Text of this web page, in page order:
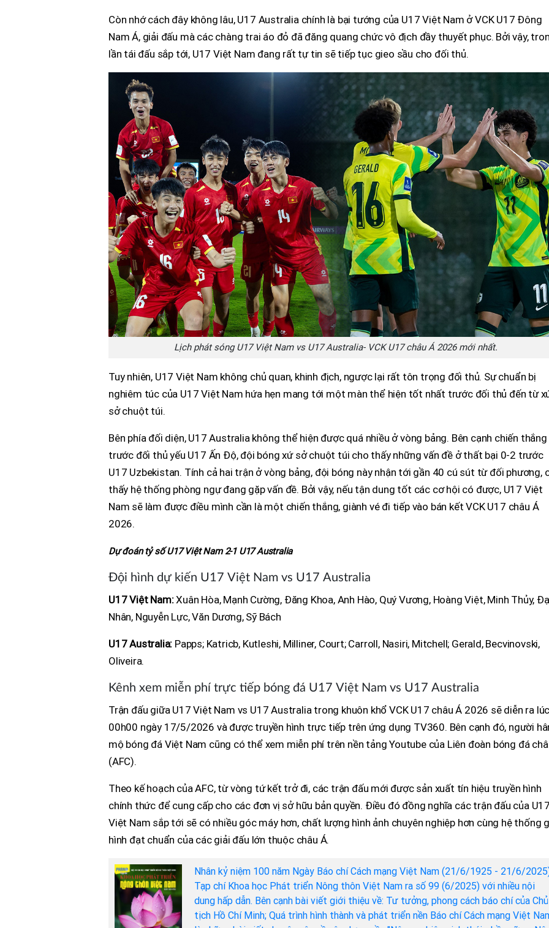
Còn nhớ cách đây không lâu, U17 Australia chính là bại tướng của U17 Việt Nam ở VCK U17 Đông
Nam Á, giải đấu mà các chàng trai áo đỏ đã đăng quang chức vô địch đầy thuyết phục. Bởi vậy,
lần tái đấu sắp tới, U17 Việt Nam đang rất tự tin sẽ tiếp tục gieo sầu cho đối thủ.
Lịch phát sóng U17 Việt Nam vs U17 Australia- VCK U17 châu Á 2026 mới nhất.
Tuy nhiên, U17 Việt Nam không chủ quan, khinh địch, ngược lại rất tôn trọng đối thủ. Sự chuẩn bị
nghiêm túc của U17 Việt Nam hứa hẹn mang tới một màn thể hiện tốt nhất trước đối thủ đến từ
sở chuột túi.
Bên phía đối diện, U17 Australia không thể hiện được quá nhiều ở vòng bảng. Bên cạnh chiến thắng
trước đối thủ yếu U17 Ấn Độ, đội bóng xứ sở chuột túi cho thấy những vấn đề ở thất bại 0-2 trước
U17 Uzbekistan. Tính cả hai trận ở vòng bảng, đội bóng này nhận tới gần 40 cú sút từ đối phương,
thấy hệ thống phòng ngự đang gặp vấn đề. Bởi vậy, nếu tận dung tốt các cơ hội có được, U17 Việt
Nam sẽ làm được điều mình cần là một chiến thắng, giành vé đi tiếp vào bán kết VCK U17 châu Á
2026.
Dự đoán tỷ số U17 Việt Nam 2-1 U17 Australia
Đội hình dự kiến U17 Việt Nam vs U17 Australia
U17 Việt Nam:Xuân Hòa, Mạnh Cường, Đăng Khoa, Anh Hào, Quý Vương, Hoàng Việt, Minh Thủy,
Nhân, Nguyễn Lực, Văn Dương, Sỹ Bách
U17 Australia: Papps; Katricb, Kutleshi, Milliner, Court; Carroll, Nasiri, Mitchell; Gerald, Becvinovski,
Oliveira.
Kênh xem miễn phí trực tiếp bóng đá U17 Việt Nam vs U17 Australia
Trận đấu giữa U17 Việt Nam vs U17 Australia trong khuôn khổ VCK U17 châu Á 2026 sẽ diễn ra
00h00 ngày 17/5/2026 và được truyền hình trực tiếp trên ứng dụng TV360. Bên cạnh đó, người
mộ bóng đá Việt Nam cũng có thể xem miễn phí trên nền tảng Youtube của Liên đoàn bóng đá
(AFC).
Theo kế hoạch của AFC, từ vòng tứ kết trở đi, các trận đấu mới được sản xuất tín hiệu truyền hình
chính thức để cung cấp cho các đơn vị sở hữu bản quyền. Điều đó đồng nghĩa các trận đấu của
Việt Nam sắp tới sẽ có nhiều góc máy hơn, chất lượng hình ảnh chuyên nghiệp hơn cùng hệ thống
hình đạt chuẩn của các giải đấu lớn thuộc châu Á.
Nhân kỷ niệm 100 năm Ngày Báo chí Cách mạng Việt Nam (21/6/1925 - 21/6/
Tạp chí Khoa học Phát triển Nông thôn Việt Nam ra số 99 (6/2025) với nhiều nội
dung hấp dẫn. Bên cạnh bài viết giới thiệu về: Tư tưởng, phong cách báo chí của Chủ
tịch Hồ Chí Minh; Quá trình hình thành và phát triển nền Báo chí Cách mạng Việt